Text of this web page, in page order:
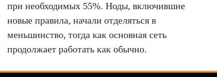
при необходимых 55%. Ноды, включившие
новые правила, начали отделяться в
меньшинство, тогда как основная сеть
продолжает работать как обычно.